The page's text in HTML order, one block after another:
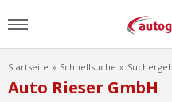
Startseite Schnellsuche
Auto Rieser GmbH